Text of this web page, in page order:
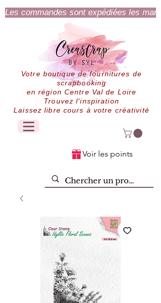
Les commandes sont expédiées les
Votre boutique de fournitures de
scrapbooking
en région Centre Val de Loire
Trouvez l'inspiration
Laissez libre cours à votre créativité
Voir les points